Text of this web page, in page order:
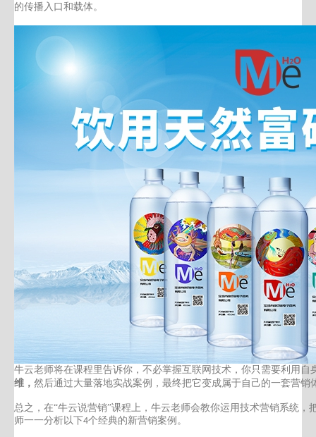
的传播入口和载体。
牛云老师将在课程里告诉你，不必掌握互联网技术，你只需要利用
维， 然后通过大量落地实战案例，最终把它变成属于自己的一套营销
总之，在“牛云说营销”课程上，牛云老师会教你运用技术营销系统
师一一分析以下4个经典的新营销案例。